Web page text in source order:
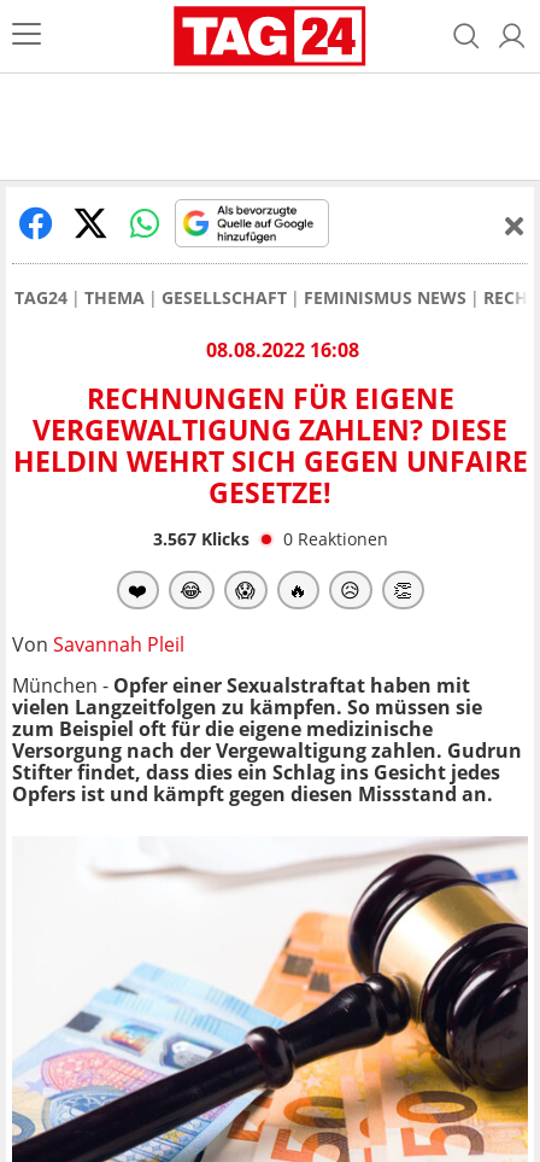
TAG24 THEMA GESELLSCHAFT FEMINISMUS NEWS
08.08.2022 16:08
RECHNUNGEN FÜR EIGENE
VERGEWALTIGUNG ZAHLEN? DIESE
HELDIN WEHRT SICH GEGEN UNFAIRE
GESETZE!
3.567Klicks 0 Reaktionen
❤️ 😂 😱 🔥 😥 👏
Von Savannah Pleil
München - Opfer einer Sexualstraftat haben mit
vielen Langzeitfolgen zu kämpfen. So müssen sie
zum Beispiel oft für die eigene medizinische
Versorgung nach der Vergewaltigung zahlen. Gudrun
Stifter findet, dass dies ein Schlag ins Gesicht jedes
Opfers ist und kämpft gegen diesen Missstand an.